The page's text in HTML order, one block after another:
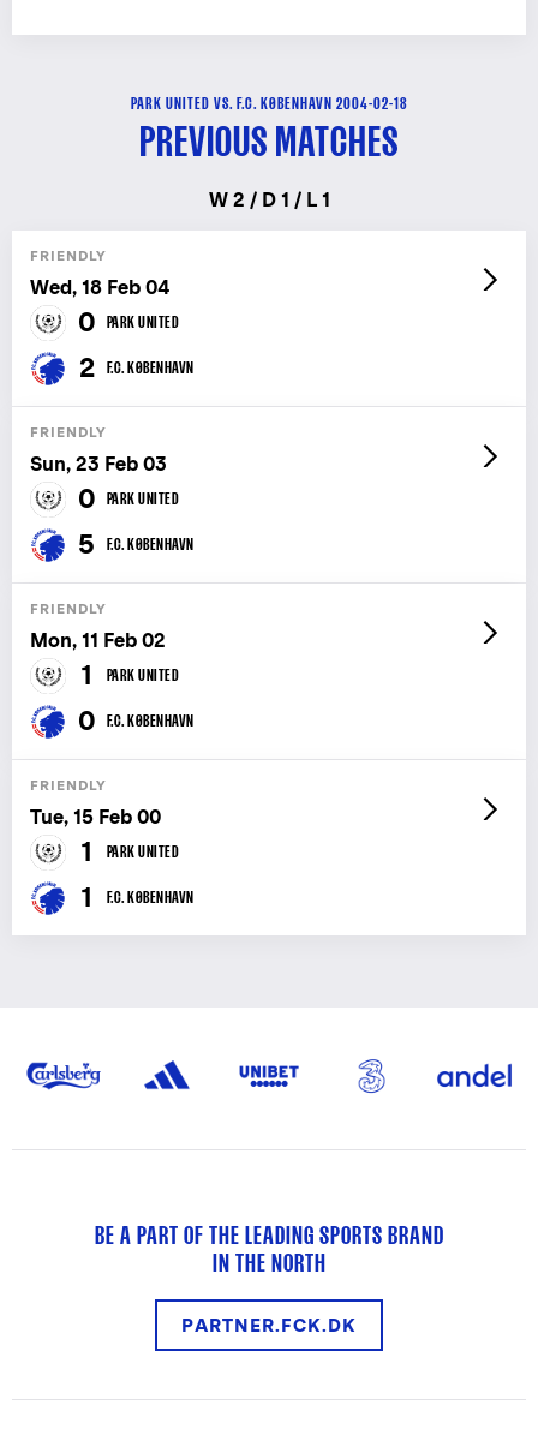
PARK UNITED VS. F.C. KØBENHAVN 2004-02-18
PREVIOUS MATCHES
W 2 / D 1 / L 1
FRIENDLY
Wed, 18 Feb 04
0 PARK UNITED
2 F.C. KØBENHAVN
FRIENDLY
Sun, 23 Feb 03
0 PARK UNITED
5 F.C. KØBENHAVN
FRIENDLY
Mon, 11 Feb 02
1 PARK UNITED
0 F.C. KØBENHAVN
FRIENDLY
Tue, 15 Feb 00
1 PARK UNITED
1 F.C. KØBENHAVN
BE A PART OF THE LEADING SPORTS BRAND
IN THE NORTH
PARTNER.FCK.DK